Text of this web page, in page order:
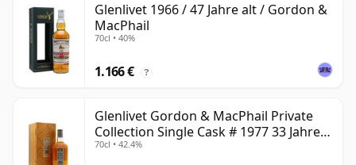
Glenlivet 1966 / 47 Jahre alt / Gordon &
MacPhail
70cl • 40%
1.166 € ?
Glenlivet Gordon & MacPhail Private
Collection Single Cask # 1977 33 Jahre
alt
70cl • 42.4%